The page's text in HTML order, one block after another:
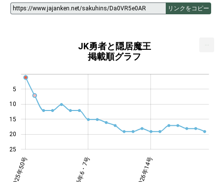
リンクをコピー
JK勇者と隠居魔王
掲載順グラフ
10
25
20
15
5
2025年50号
5号
12号
18号
2026年14号
...